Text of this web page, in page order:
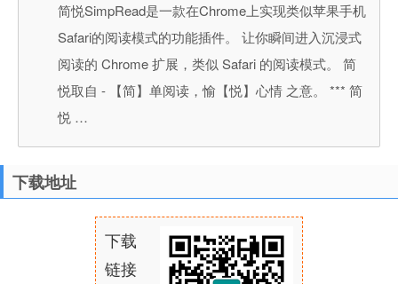
简悦SimpRead是一款在Chrome上实现类似苹果手机
Safari的阅读模式的功能插件。 让你瞬间进入沉浸式
阅读的 Chrome 扩展，类似 Safari 的阅读模式。 简
悦取自 - 【简】单阅读，愉【悦】心情 之意。 *** 简
悦 …
下载地址
下载
链接